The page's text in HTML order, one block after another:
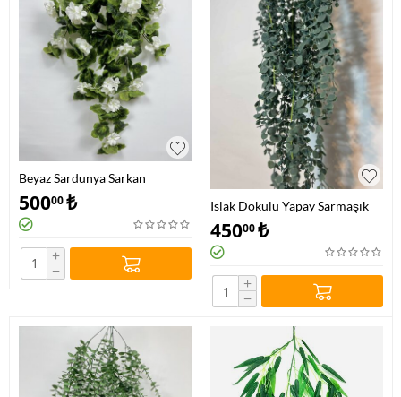
Beyaz Sardunya Sarkan
50000₺
+
−
Islak Dokulu Yapay Sarmaşık
45000₺
+
−